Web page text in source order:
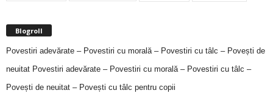
Blogroll
Povestiri adevărate – Povestiri cu morală – Povestiri cu tâlc – Povești de
neuitat Povestiri adevărate – Povestiri cu morală – Povestiri cu tâlc –
Povești de neuitat – Povești cu tâlc pentru copii